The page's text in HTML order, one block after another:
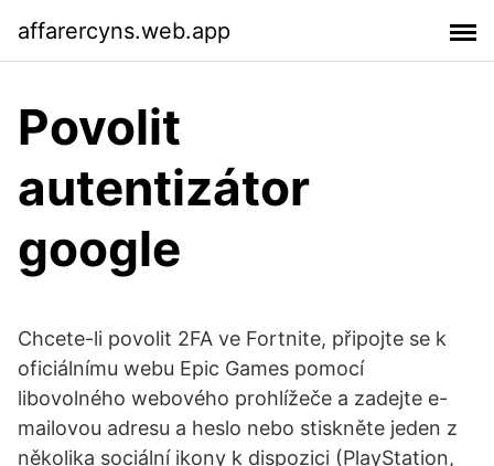
affarercyns.web.app
Povolit
autentizátor
google
Chcete-li povolit 2FA ve Fortnite, připojte se k
oficiálnímu webu Epic Games pomocí
libovolného webového prohlížeče a zadejte e-
mailovou adresu a heslo nebo stiskněte jeden z
několika sociální ikony k dispozici (PlayStation,